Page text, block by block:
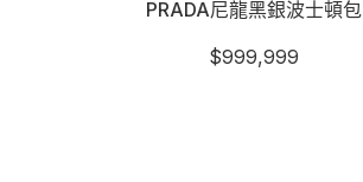
PRADA尼龍黑銀波士頓包
$999,999